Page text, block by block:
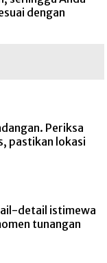
dengan
Periksa
pastikan lokasi
detail istimewa
tunangan